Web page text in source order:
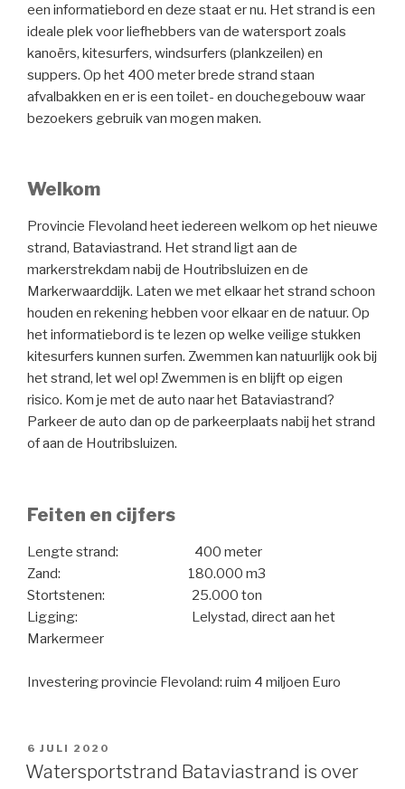
een informatiebord en deze staat er nu. Het strand is een
ideale plek voor liefhebbers van de watersport zoals
kanoërs, kitesurfers, windsurfers (plankzeilen) en
suppers. Op het 400 meter brede strand staan
afvalbakken en er is een toilet- en douchegebouw waar
bezoekers gebruik van mogen maken.
Welkom
Provincie Flevoland heet iedereen welkom op het nieuwe
strand, Bataviastrand. Het strand ligt aan de
markerstrekdam nabij de Houtribsluizen en de
Markerwaarddijk. Laten we met elkaar het strand schoon
houden en rekening hebben voor elkaar en de natuur. Op
het informatiebord is te lezen op welke veilige stukken
kitesurfers kunnen surfen. Zwemmen kan natuurlijk ook bij
het strand, let wel op! Zwemmen is en blijft op eigen
risico. Kom je met de auto naar het Bataviastrand?
Parkeer de auto dan op de parkeerplaats nabij het strand
of aan de Houtribsluizen.
Feiten en cijfers
Lengte strand: 400 meter
Zand: 180.000 m3
Stortstenen: 25.000 ton
Ligging: Lelystad, direct aan het
Markermeer
Investering provincie Flevoland: ruim 4 miljoen Euro
GEPLAATST
OP
6 JULI 2020
Watersportstrand Bataviastrand is over